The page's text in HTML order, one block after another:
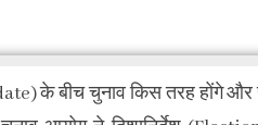
के बीच चुनाव किस तरह होंगे